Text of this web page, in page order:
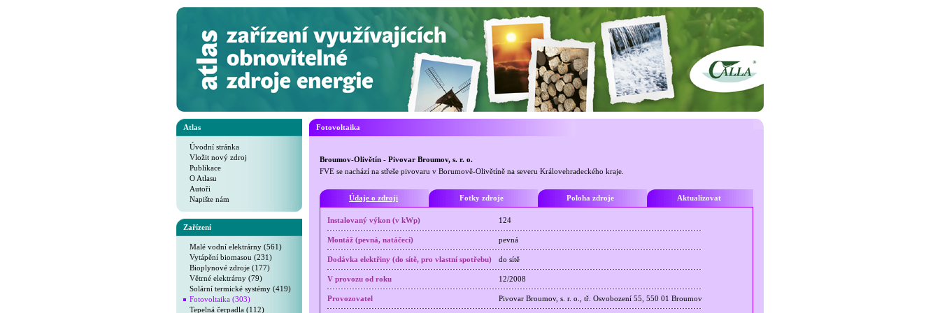
Atlas
Úvodní stránka
Vložit nový zdroj
Publikace
O Atlasu
Autoři
Napište nám
Zařízení
Malé vodní elektrárny (561)
Vytápění biomasou (231)
Bioplynové zdroje (177)
Větrné elektrárny (79)
Solární termické systémy (419)
Fotovoltaika (303)
Tepelná čerpadla (112)
Fotovoltaika
Broumov-Olivětín - Pivovar Broumov, s. r. o.
FVE se nachází na střeše pivovaru v Borumově-Olivětíně na severu Královehradeckého kraje.
Údaje o zdroji Fotky zdroje Poloha zdroje Aktualizovat
Instalovaný výkon (v kWp) 124
Montáž (pevná, natáčecí) pevná
Dodávka elektřiny (do sítě, pro vlastní spotřebu) do sítě
V provozu od roku 12/2008
Provozovatel Pivovar Broumov, s. r. o., tř. Osvobození 55, 550 01 Broumov